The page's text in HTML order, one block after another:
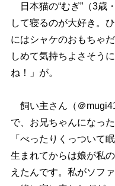
日本猫の“むぎ”（3歳
して寝るのが大好き。
にはシャケのおもちゃ
しめて気持ちよさそう
ね！」が。
飼い主さん（＠
で、お兄ちゃんになった
「べったりくっついて
生まれてからは娘が私
えたんです。私がソフ